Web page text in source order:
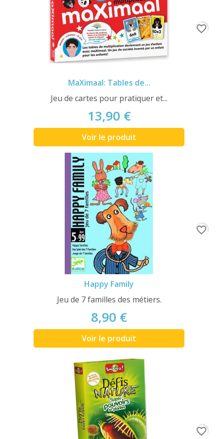
MaXimaal: Tables de...
Jeu de cartes pour pratiquer et...
13,90 €
Voir le produit
favorite_border
Happy Family
Jeu de 7 familles des métiers.
8,90 €
Voir le produit
favorite_border
favorite_border